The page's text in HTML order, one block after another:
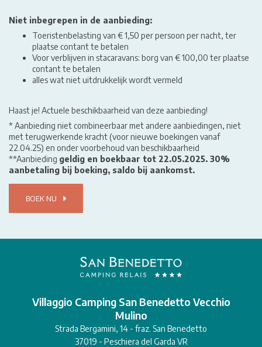
Niet inbegrepen in de aanbieding:
Toeristenbelasting van € 1,50 per persoon per nacht, ter
plaatse contant te betalen
Voor verblijven in stacaravans: borg van € 100,00 ter plaatse
contant te betalen
alles wat niet uitdrukkelijk wordt vermeld
Haast je! Actuele beschikbaarheid van deze aanbieding!
* Aanbieding niet combineerbaar met andere aanbiedingen, niet
met terugwerkende kracht (voor nieuwe boekingen vanaf
22.04.25) en onder voorbehoud van beschikbaarheid
**Aanbieding geldig en boekbaar tot 22.05.2025. 30%
aanbetaling bij boeking, saldo bij aankomst.
BOEK NU
Villaggio Camping San Benedetto Vecchio
Mulino
Strada Bergamini, 14 - fraz. San Benedetto
37019 - Peschiera del Garda VR